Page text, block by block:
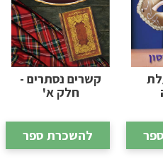
קשרים נסתרים -
חלק א'
להשכרת ספר